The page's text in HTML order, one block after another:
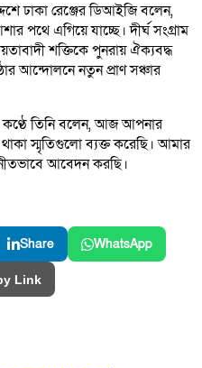
ঢাকা রেঞ্জের ডিআইজি বলেন,
পথে এগিয়ে যাচ্ছে। দীর্ঘ সংগ্রাম
শক্তিকে পুনরায় ঐক্যবদ্ধ
আন্দোলনে নতুন প্রাণ সঞ্চার
কণ্ঠে তিনি বলেন, আজ আপনার
স্মৃতিগুলো ব্যক্ত করেছি। আমার
আবেদন করছি।
Share WhatsApp
Link